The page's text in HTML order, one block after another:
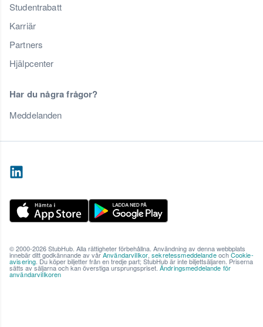
Studentrabatt
Karriär
Partners
Hjälpcenter
Har du några frågor?
Meddelanden
© 2000-2026 StubHub. Alla rättigheter förbehållna. Användning av denna webbplats
innebär ditt godkännande av vårAnvändarvillkor,sekretessmeddelandeochCookie-
avisering. Du köper biljetter från en tredje part; StubHub är inte biljettsäljaren. Priserna
sätts av säljarna och kan överstiga ursprungspriset. Ändringsmeddelande för
användarvillkoren